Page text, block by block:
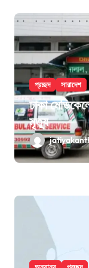
প্রচ্ছদ সারাদেশ
ঢাকা
মৃত্যু